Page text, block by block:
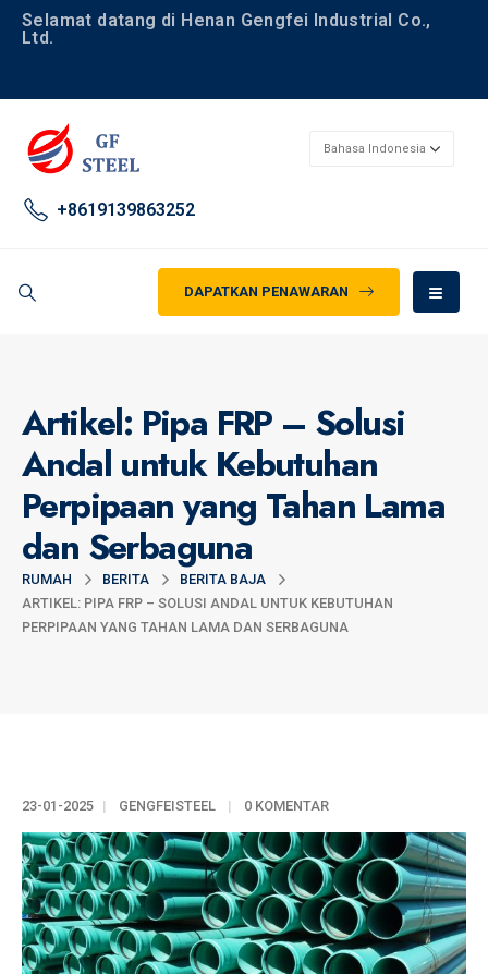
Selamat datang di Henan Gengfei Industrial Co.,
Ltd.
+8619139863252
DAPATKAN PENAWARAN
Artikel: Pipa FRP – Solusi
Andal untuk Kebutuhan
Perpipaan yang Tahan Lama
dan Serbaguna
RUMAH BERITA
BERITA BAJA
ARTIKEL: PIPA FRP – SOLUSI ANDAL UNTUK KEBUTUHAN
PERPIPAAN YANG TAHAN LAMA DAN SERBAGUNA
23-01-2025 GENGFEISTEEL 0 KOMENTAR